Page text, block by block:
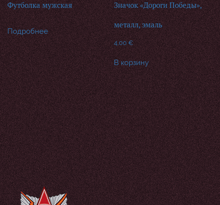
Футболка мужская
Подробнее
Значок «Дороги Победы»,
металл, эмаль
4,00€
В корзину